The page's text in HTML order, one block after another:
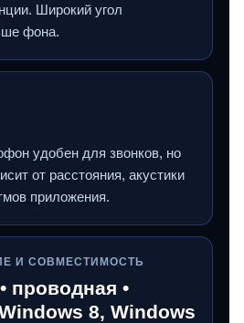
Широкий угол
фона.
удобен для звонков, но
от расстояния, акустики
приложения.
И СОВМЕСТИМОСТЬ
проводная •
8, Windows